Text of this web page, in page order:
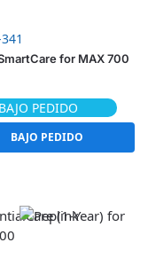
for MAX 700
BAJO PEDIDO
BAJO PEDIDO